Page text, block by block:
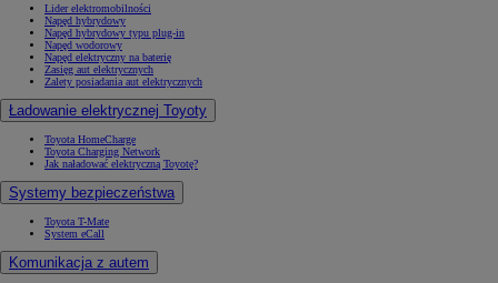
Lider elektromobilności
Napęd hybrydowy
Napęd hybrydowy typu plug-in
Napęd wodorowy
Napęd elektryczny na baterię
Zasięg aut elektrycznych
Zalety posiadania aut elektrycznych
Ładowanie elektrycznej Toyoty
Toyota HomeCharge
Toyota Charging Network
Jak naładować elektryczną Toyotę?
Systemy bezpieczeństwa
Toyota T-Mate
System eCall
Komunikacja z autem